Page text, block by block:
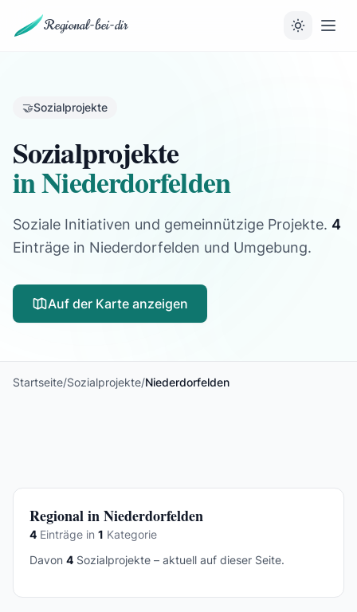
Regional-bei-dir
🤝Sozialprojekte
Sozialprojekte
in Niederdorfelden
Soziale Initiativen und gemeinnützige Projekte. 4
Einträge in Niederdorfelden und Umgebung.
Auf der Karte anzeigen
Startseite/Sozialprojekte/Niederdorfelden
Regional in Niederdorfelden
4 Einträge in 1 Kategorie
Davon 4 Sozialprojekte – aktuell auf dieser Seite.